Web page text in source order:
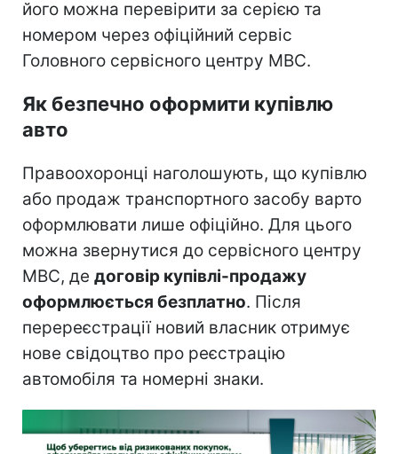
його можна перевірити за серією та
номером через офіційний сервіс
Головного сервісного центру МВС.
Як безпечно оформити купівлю
авто
Правоохоронці наголошують, що купівлю
або продаж транспортного засобу варто
оформлювати лише офіційно. Для цього
можна звернутися до сервісного центру
МВС, де договір купівлі-продажу
оформлюється безплатно. Після
перереєстрації новий власник отримує
нове свідоцтво про реєстрацію
автомобіля та номерні знаки.